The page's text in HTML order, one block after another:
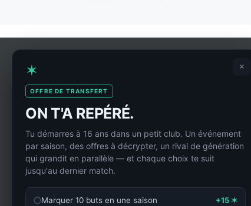
×
✶
OFFRE DE TRANSFERT
ON T'A REPÉRÉ.
Tu démarres à 16 ans dans un petit club. Un événement
par saison, des offres à décrypter, un rival de génération
qui grandit en parallèle — et chaque choix te suit
jusqu'au dernier match.
Marquer 10 buts en une saison +15 ✶